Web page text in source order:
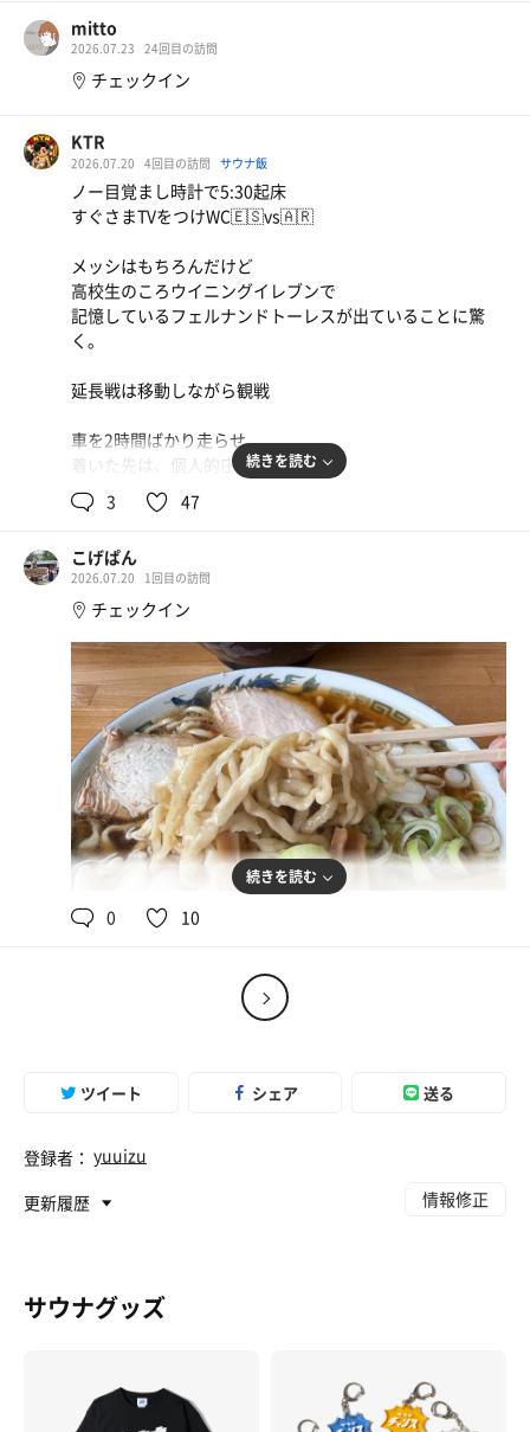
かき揚げ蕎麦➕おにぎり、その他
かき揚げ蕎麦が700円とはびっくり。ちょっと前までは
500円⁉︎
が嬉しいのであった
野球の試合延期になったの後で知りました！明日晴れます
ように⚾️
水風呂も他よりは冷たいほうかな
いやーやっぱえーですねここは
今日は町内会の夏祭り
帰ったら汗だくで準備して
15時位から焼きそばやら焼き鳥焼かにゃならん
奥さんから飲みすぎ注意報発令中
雨降りそうで公園から公民館になりそう
Have a nice day!
今天也要过得愉快!
今日も良い1日を!
mitto
2026.07.23 24回目の訪問
チェックイン
KTR
2026.07.20 4回目の訪問 サウナ飯
ノー目覚まし時計で5:30起床
すぐさまTVをつけWC🇪🇸vs🇦🇷
メッシはもちろんだけど
高校生のころウイニングイレブンで
記憶しているフェルナンドトーレスが出ていることに驚
く。
延長戦は移動しながら観戦
車を2時間ばかり走らせ
着いた先は、個人的庄内NO1サウナ
あぽんぽん♨️
サウナは少し湿度高めで熱さしっかり
完璧なセッティング
水風呂は言わずもがな
水温は20.8℃
予想よりだいぶぬるめですが
水質が良いとぬるい水風呂は
浴槽から出たくなくなるドロ沼と化す
露天風呂も源泉かけ流しのぬるめ
この泉質が好きなの🥺
ハエたたきが常設してあるので
気持ち良過ぎて今日1日を終えたい。
続きを読む
3 47
こげぱん
2026.07.20 1回目の訪問
チェックイン
続きを読む
0 10
ツイート シェア 送る
登録者： yuuizu
更新履歴
情報修正
サウナグッズ